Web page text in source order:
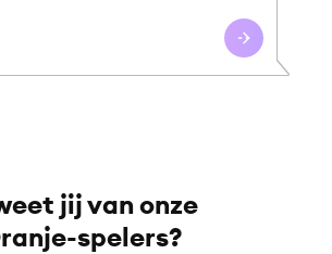
jij van onze
spelers?